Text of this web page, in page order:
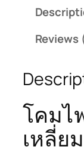
Reviews
โคมไ
เหลี่ย